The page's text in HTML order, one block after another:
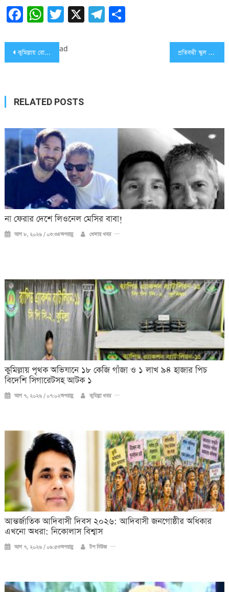
Facebook
WhatsApp
Twitter
X Telegram
Share
Post
কুমিল্লায় রোটারী গোমতি জোনের উদ্যোগে বিশ্ব পোলিও ডে উদযাপন প্রতিবন্ধী স্কুল দখলের চেষ্টা, প্রতিবাদে সাংবাদিক সম্মেলন
ad
RELATED POSTS
না ফেরার দেশে লিওনেল মেসির বাবা!
আগ ৮, ২০২৬ / ০৩:৩৪অপরাহ্ণ খেলার খবর
কুমিল্লায় পৃথক অভিযানে ১৮ কেজি গাঁজা ও ১ লাখ ৯৪ হাজার পিচ
বিদেশি সিগারেটসহ আটক ১
আগ ৭, ২০২৬ / ০৭:০২অপরাহ্ণ কুমিল্লা খবর
আন্তর্জাতিক আদিবাসী দিবস ২০২৬: আদিবাসী জনগোষ্ঠীর অধিকার
এখনো অধরা: নিকোলাস বিশ্বাস
আগ ৭, ২০২৬ / ০৬:৫৩অপরাহ্ণ টপ নিউজ